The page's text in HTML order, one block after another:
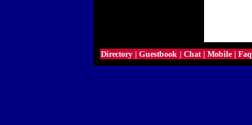
Directory | Guestbook | Chat | Mobile| Faq